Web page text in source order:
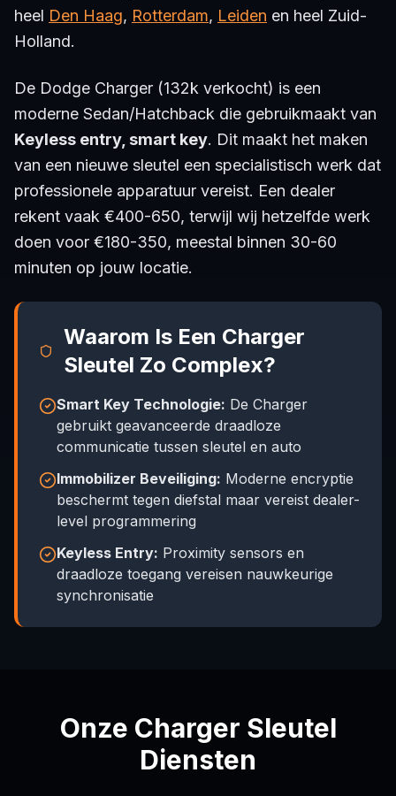
heel Den Haag, Rotterdam, Leiden en heel Zuid-
Holland.
De Dodge Charger (132k verkocht) is een
moderne Sedan/Hatchback die gebruikmaakt van
Keyless entry, smart key. Dit maakt het maken
van een nieuwe sleutel een specialistisch werk dat
professionele apparatuur vereist. Een dealer
rekent vaak €400-650, terwijl wij hetzelfde werk
doen voor €180-350, meestal binnen 30-60
minuten op jouw locatie.
Waarom Is Een Charger
Sleutel Zo Complex?
Smart Key Technologie: De Charger
gebruikt geavanceerde draadloze
communicatie tussen sleutel en auto
Immobilizer Beveiliging: Moderne encryptie
beschermt tegen diefstal maar vereist dealer-
level programmering
Keyless Entry: Proximity sensors en
draadloze toegang vereisen nauwkeurige
synchronisatie
Onze Charger Sleutel
Diensten